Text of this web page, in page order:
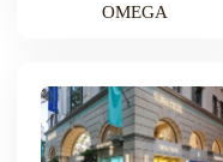
OMEGA